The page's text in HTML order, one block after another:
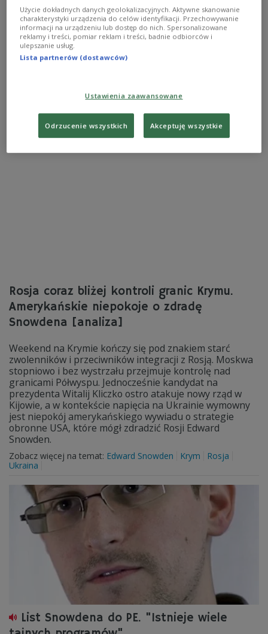
Snowden ujawnia: istnieje też program
MYSTIC, służy do...
kolejne informacje przekazane redakcji przez byłego
pracownika Agencji Bezpieczeństwa Narodowego (NSA).
Zobacz więcej na temat:Ameryka Północna
Edward Snowden NSA USA
Rosja coraz bliżej kontroli granic Krymu.
Amerykańskie niepokoje o zdradę
Snowdena [analiza]
Weekend na Krymie kończy się pod znakiem starć
zwolenników i przeciwników integracji z Rosją. Moskwa
stopniowo i bez wystrzału przejmuje kontrolę nad
granicami Półwyspu. Jednocześnie kandydat na
prezydenta Witalij Kliczko ostro atakuje nowy rząd w
Kijowie, a w kontekście napięcia na Ukrainie wymowny
jest niepokój amerykańskiego wywiadu o strategie
obronne USA, które mógł zdradzić Rosji Edward
Snowden.
Zobacz więcej na temat: Edward Snowden Krym
Rosja
Ukraina
List Snowdena do PE. "Istnieje wiele
Użycie dokładnych danych geolokalizacyjnych. Aktywne skanowanie
charakterystyki urządzenia do celów identyfikacji. Przechowywanie
informacji na urządzeniu lub dostęp do nich. Spersonalizowane
reklamy i treści, pomiar reklam i treści, badnie odbiorców i
ulepszanie usług.
Lista partnerów (dostawców)
Ustawienia zaawansowane
Odrzucenie wszystkich Akceptuję wszystkie